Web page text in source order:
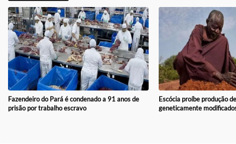
Fazendeiro do Pará é condenado a 91 anos de
prisão por trabalho escravo
Escócia proíbe produção
geneticamente